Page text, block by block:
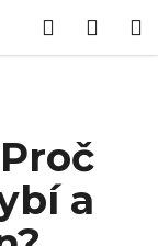
Hledat
kombinujeme
a